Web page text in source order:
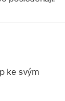
ke svým